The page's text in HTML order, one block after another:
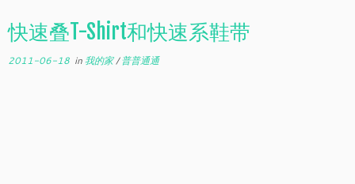
快速叠T-Shirt和快速系鞋带
2011-06-18 in 我的家/普普通通